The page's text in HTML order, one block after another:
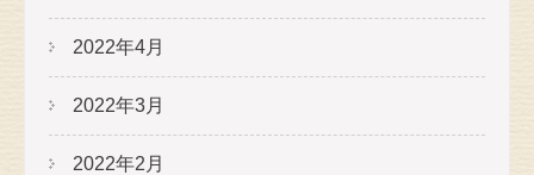
2022年4月
2022年3月
2022年2月